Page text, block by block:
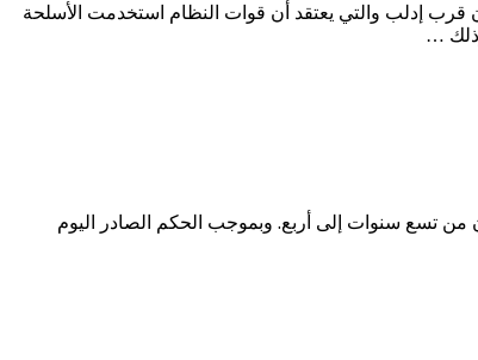
قرب إدلب والتي يعتقد أن قوات النظام استخدمت الأسلحة
…
من تسع سنوات إلى أربع. وبموجب الحكم الصادر اليوم